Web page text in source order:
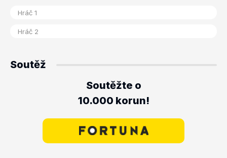
Soutěž
Soutěžte o
10.000 korun!